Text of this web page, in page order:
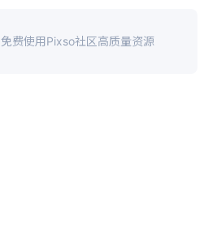
免费使用Pixso社区高质量资源